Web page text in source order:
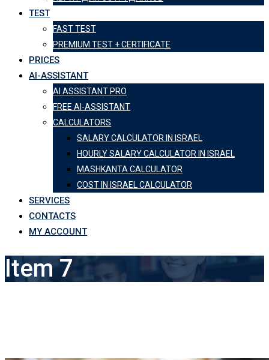
TEST
FAST TEST
PREMIUM TEST + CERTIFICATE
PRICES
AI-ASSISTANT
AI ASSISTANT PRO
FREE AI-ASSISTANT
CALCULATORS
SALARY CALCULATOR IN ISRAEL
HOURLY SALARY CALCULATOR IN ISRAEL
MASHKANTA CALCULATOR
COST IN ISRAEL CALCULATOR
SERVICES
CONTACTS
MY ACCOUNT
Item 7